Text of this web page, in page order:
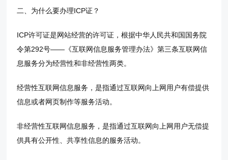
二、为什么要办理ICP证？
ICP许可证是网站经营的许可证，根据中华人民共和国国务院
令第292号——《互联网信息服务管理办法》第三条互联网信
息服务分为经营性和非经营性两类。
经营性互联网信息服务，是指通过互联网向上网用户有偿提供
信息或者网页制作等服务活动。
非经营性互联网信息服务，是指通过互联网向上网用户无偿提
供具有公开性、共享性信息的服务活动。